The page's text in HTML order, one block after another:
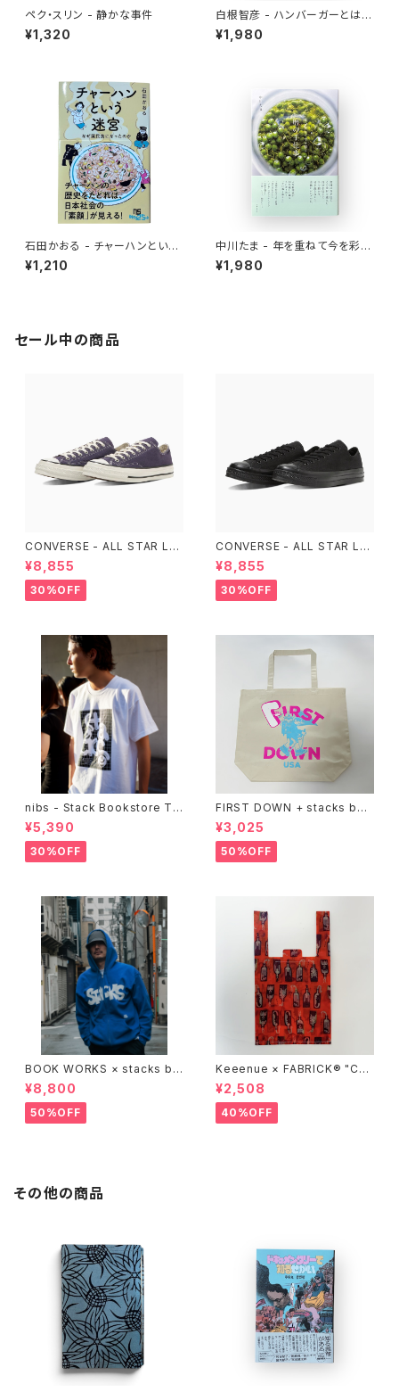
ペク・スリン - 静かな事件
¥1,320
白根智彦 - ハンバーガーとは何
か？
¥1,980
石田かおる - チャーハンという
迷宮 なぜ国民食になったのか
¥1,210
中川たま - 年を重ねて今を彩る
暦の手仕事
¥1,980
セール中の商品
CONVERSE - ALL STAR LG
CY OX （Purple）
¥8,855
30%OFF
CONVERSE - ALL STAR LG
CY OX （ALL BLACK)
¥8,855
30%OFF
nibs - Stack Bookstore Te
e
¥5,390
30%OFF
FIRST DOWN + stacks boo
kstore BIG TOTE
¥3,025
50%OFF
BOOK WORKS × stacks bo
okstore "Jimbocho Beat Li
brary zip up hood"
¥8,800
50%OFF
Keeenue × FABRICK®︎ "CO
MPACT SHOPPING BAG" st
acks Exclusive model
¥2,508
40%OFF
その他の商品